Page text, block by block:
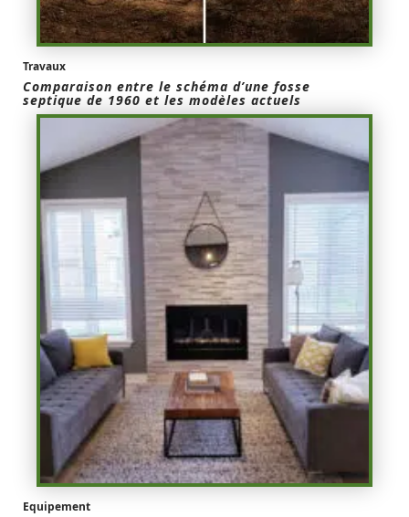
Travaux
Comparaison entre le schéma d’une fosse
septique de 1960 et les modèles actuels
Equipement